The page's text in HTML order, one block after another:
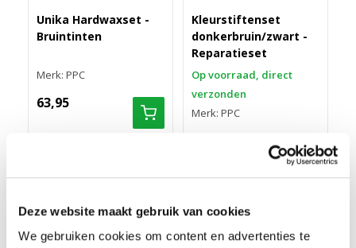
Deze website maakt gebruik van cookies
We gebruiken cookies om content en advertenties te
Unika Hardwaxset -
Bruintinten
Merk: PPC
63,95
Kleurstiftenset
donkerbruin/zwart -
Reparatieset
Op voorraad, direct
verzonden
Merk: PPC
LOSSE HARDWAXSTAAF 560 ROODBRUIN MAHONIE